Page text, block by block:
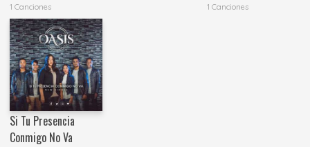
1 Canciones 1 Canciones
Si Tu Presencia
Conmigo No Va